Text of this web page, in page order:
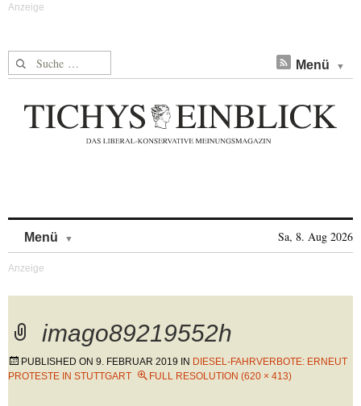
Suche nach: Menü
Menü Sa, 8. Aug 2026
imago89219552h
PUBLISHED ON 9. FEBRUAR 2019 IN DIESEL-FAHRVERBOTE: ERNEUT
PROTESTE IN STUTTGART
FULL RESOLUTION (620 × 413)